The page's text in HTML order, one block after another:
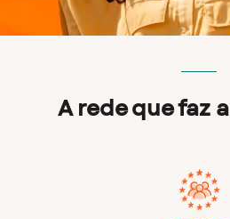
A rede que faz